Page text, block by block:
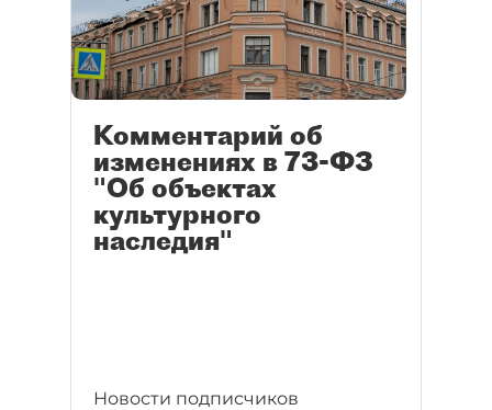
Комментарий об
изменениях в 73-ФЗ
"Об объектах
культурного
наследия"
Новости подписчиков